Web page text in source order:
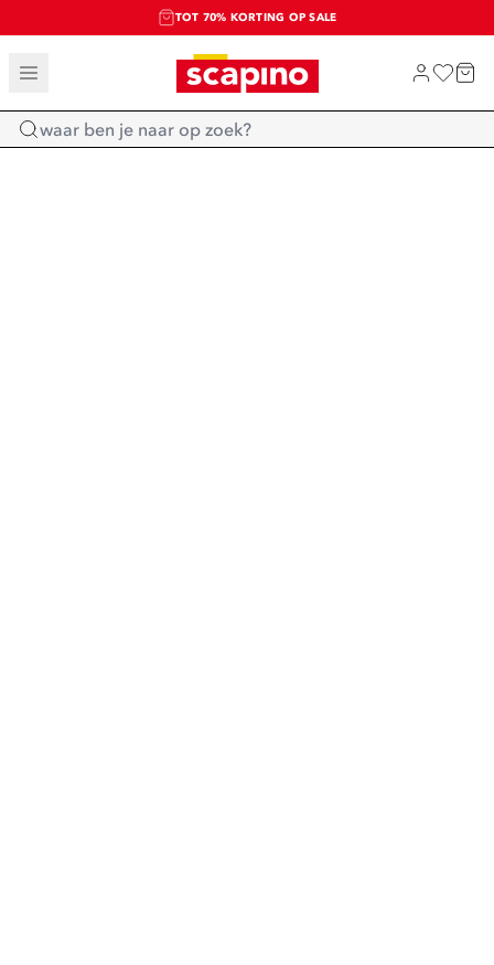
TOT 70% KORTING OP SALE
SALE: LAATSTE KANS!
SHOP NIEUW
Home